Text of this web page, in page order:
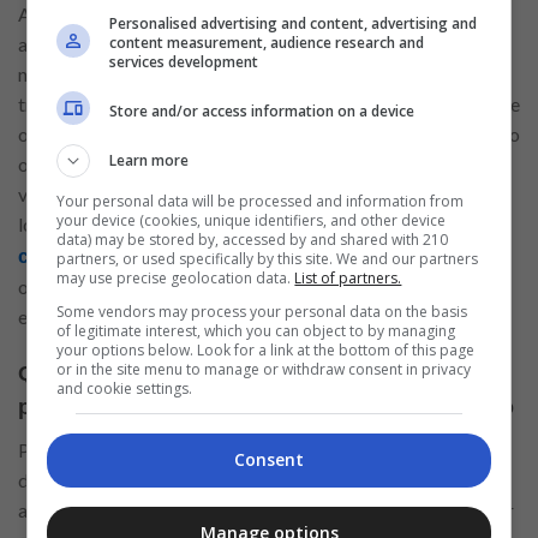
Atualmente, o Assaí Atacadista está com diversas vagas
abertas em suas unidades espalhadas por todo o Brasil, de
norte a sul, há chances de você ser inserido no mercado de
trabalho. As oportunidades englobam diferentes áreas, desde
operacionais até administrativas, passando por funções como
operador de caixa, repositor, conferente, atendente de
vendas, entre outras. Com a abertura constante de novas
lojas e a expansão da empresa, ademanda por novos
colaboradores tem sido crescente , oferecendo
oportunidades para profissionais de diversas formações e
experiências.
Quais requisitos os candidatos devem cumprir
para passar para as próximas etapas de seleção
Para concorrer às vagas no Assaí Atacadista, os candidatos
devem atender a alguns requisitos básicos, que variam de
acordo com a posição desejada. Geralmente, é necessário ter
Personalised advertising and content, advertising and
content measurement, audience research and
services development
Store and/or access information on a device
Learn more
Your personal data will be processed and information from
your device (cookies, unique identifiers, and other device
data) may be stored by, accessed by and shared with 210
partners, or used specifically by this site. We and our partners
may use precise geolocation data. List of partners.
Some vendors may process your personal data on the basis
of legitimate interest, which you can object to by managing
your options below. Look for a link at the bottom of this page
or in the site menu to manage or withdraw consent in privacy
and cookie settings.
Consent
Manage options